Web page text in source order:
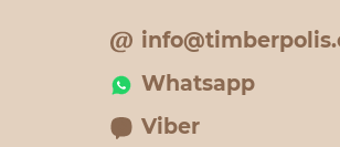
Whatsapp
Viber